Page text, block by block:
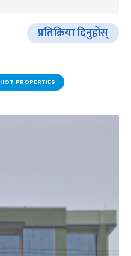
प्रतिक्रिया दिनुहोस्
HOT PROPERTIES